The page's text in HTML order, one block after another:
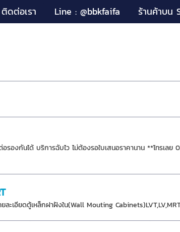
ติดต่อเรา Line : @bbkfaifa ร้านค้าบน
กันได้ บริการฉับไว ไม่ต้องรอใบเสนอราคานาน **โทรเลย
เอียดตู้เหล็กฝาฝังใน(Wall Mouting